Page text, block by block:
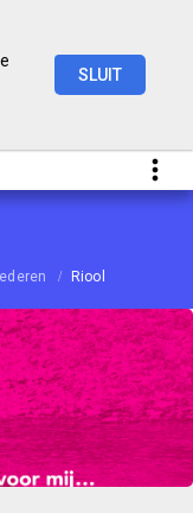
Riool
SLUIT